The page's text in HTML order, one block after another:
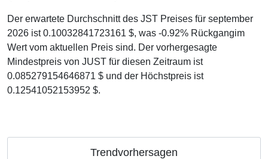
Der erwartete Durchschnitt des JST Preises für september
2026 ist 0.10032841723161 $, was -0.92% Rückgangim
Wert vom aktuellen Preis sind. Der vorhergesagte
Mindestpreis von JUST für diesen Zeitraum ist
0.085279154646871 $ und der Höchstpreis ist
0.12541052153952 $.
Trendvorhersagen